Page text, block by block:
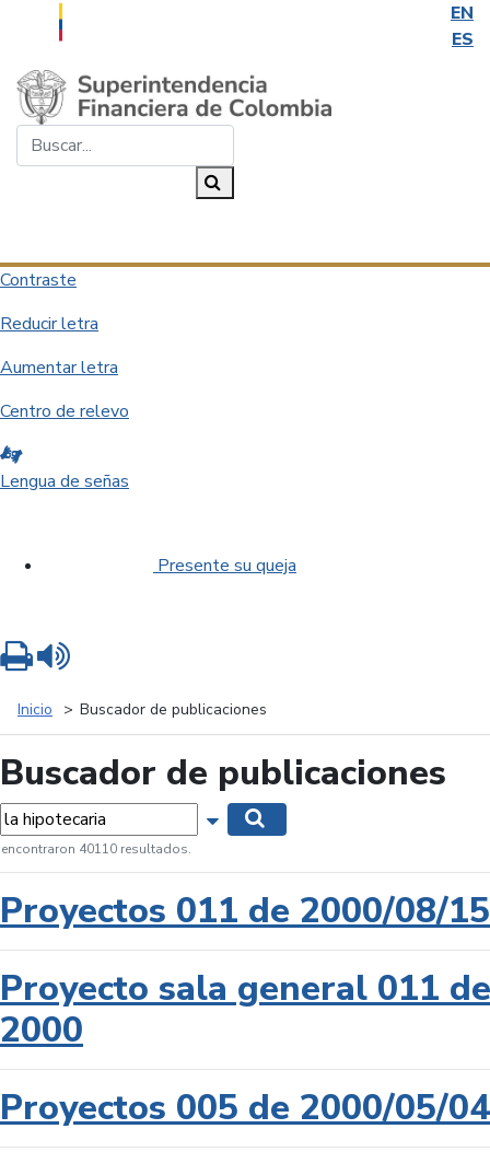
EN
ES
Saltar al contenido principal
Contraste
Reducir letra
Aumentar letra
Centro de relevo
Lengua de señas
Presente su queja
Inicio Buscador de publicaciones
Buscador de publicaciones
Mostrar opciones de búsqueda
encontraron 40110 resultados.
Proyectos 011 de 2000/08/15
Proyecto sala general 011 de
2000
Proyectos 005 de 2000/05/04
Imprimir